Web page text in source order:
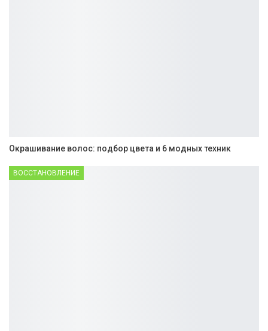
Окрашивание волос: подбор цвета и 6 модных техник
ВОССТАНОВЛЕНИЕ